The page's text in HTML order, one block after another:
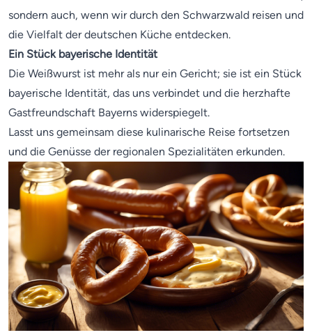
sondern auch, wenn wir durch den Schwarzwald reisen und
die Vielfalt der deutschen Küche entdecken.
Ein Stück bayerische Identität
Die Weißwurst ist mehr als nur ein Gericht; sie ist ein Stück
bayerische Identität, das uns verbindet und die herzhafte
Gastfreundschaft Bayerns widerspiegelt.
Lasst uns gemeinsam diese kulinarische Reise fortsetzen
und die Genüsse der regionalen Spezialitäten erkunden.